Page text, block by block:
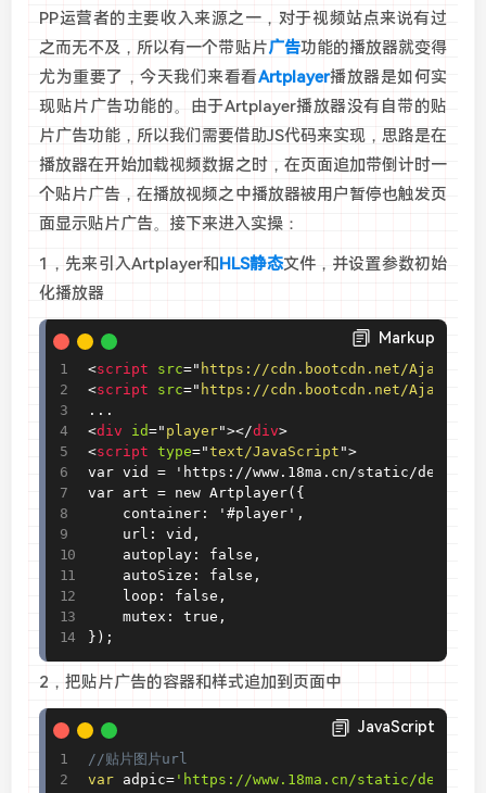
PP运营者的主要收入来源之一，对于视频站点来说有过
之而无不及，所以有一个带贴片广告功能的播放器就变得
尤为重要了，今天我们来看看Artplayer播放器是如何实
现贴片广告功能的。由于Artplayer播放器没有自带的贴
片广告功能，所以我们需要借助JS代码来实现，思路是在
播放器在开始加载视频数据之时，在页面追加带倒计时一
个贴片广告，在播放视频之中播放器被用户暂停也触发页
面显示贴片广告。接下来进入实操：
1，先来引入Artplayer和HLS静态文件，并设置参数初始
化播放器
Markup
<script src=" https://cdn.bootcdn.net/Ajax/
<script src=" https://cdn.bootcdn.net/Ajax/
<div id=" player"></div>
<script type="text/JavaScript ">
var vid = 'https://www.18ma.cn/static/
var art = new Artplayer({
});
2，把贴片广告的容器和样式追加到页面中
JavaScript
//贴片图片url
var adpic= 'https://www.18ma.cn/static/